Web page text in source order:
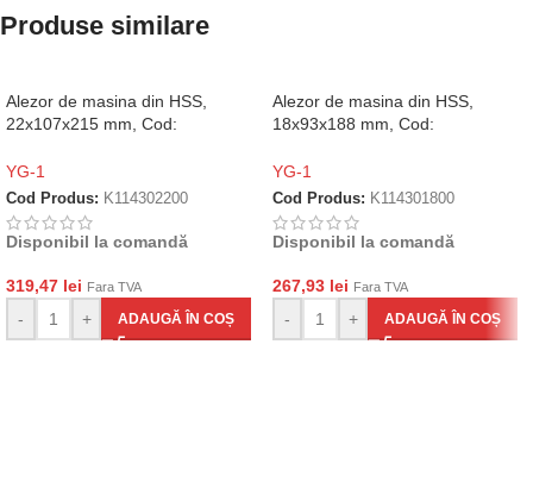
Produse similare
Alezor de masina din HSS,
22x107x215 mm, Cod:
YG-1
Cod Produs: K114302200
Disponibil la comandă
319,47 lei Fara TVA
- + ADAUGĂ ÎN COȘ
Alezor de masina din HSS,
18x93x188 mm, Cod:
YG-1
Cod Produs: K114301800
Disponibil la comandă
267,93 lei Fara TVA
- + ADAUGĂ ÎN COȘ